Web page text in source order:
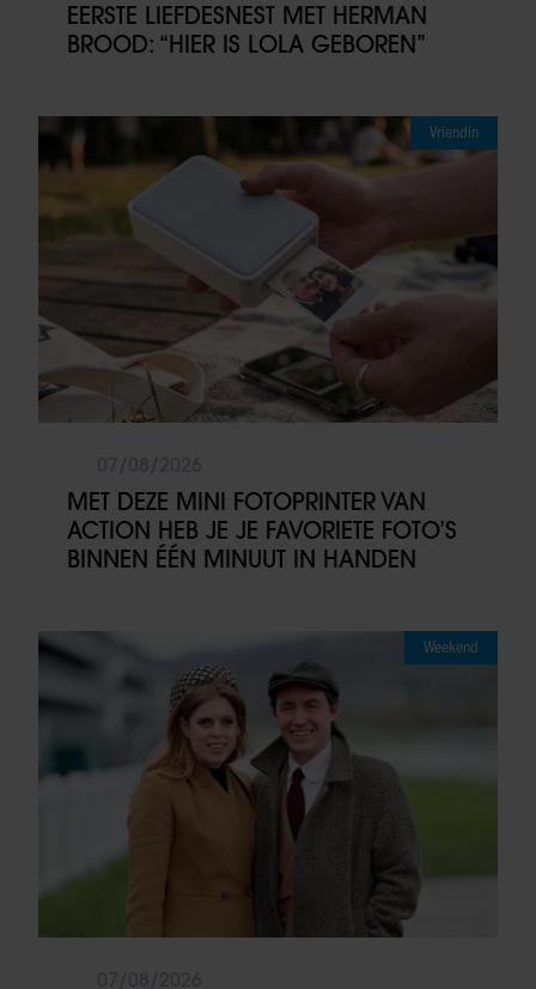
EERSTE LIEFDESNEST MET HERMAN
BROOD: “HIER IS LOLA GEBOREN”
Vriendin
MET DEZE MINI FOTOPRINTER VAN
ACTION HEB JE JE FAVORIETE FOTO’S
BINNEN ÉÉN MINUUT IN HANDEN
Weekend